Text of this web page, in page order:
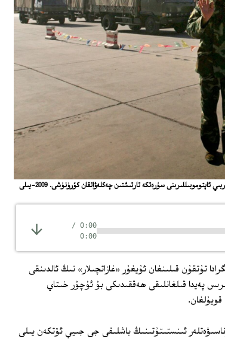
خىتاي ئەسكەرنىڭ مۇخبىرلارنى خىتاي-پاكىستان چېگراسىدىكى ھەربىي ئاپتوموبىللىرىنى سۈرەتكە تارتىشتىن چەكلەۋاتقان كۆرۈنۈشى. 2009-يىلى
0:00
/
0:00
تۇتقۇن قىلىنغان ئۇيغۇر «غازاتچىلار» نىڭ ئالدىنقى
خىرىس پەيدا قىلغانلىقى ھەققىدىكى بۇ ئۇچۇر خىتاي
ئىنستىتۇتىنىڭ باشلىقى جى جىيې ئۆتكەن يىلى